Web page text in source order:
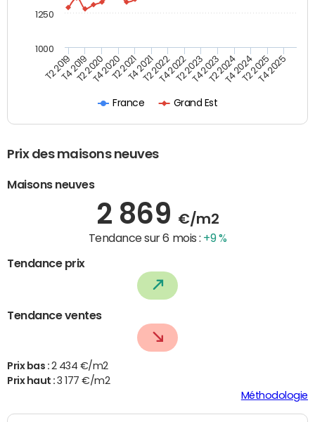
France Grand Est
T2 2019T4 2019T2 2020T4 2020T2 2021T4 2021T2 2022T4 2022T2 2023T4 2023T2 2024T4 2024T2 2025T4 2025
1000
1250
Prix des maisons neuves
Maisons neuves
2 869 €/m2
Tendance sur 6 mois : +9 %
Tendance prix
Tendance ventes
Prix bas : 2 434 €/m2
Prix haut :3 177 €/m2
Méthodologie